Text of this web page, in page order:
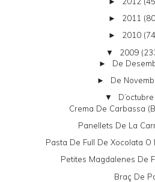
► 2011
► 2010
▼ 2009
► De
► De
▼ D’octubre
Crema De Carbassa
Panellets De La
Pasta De Full De Xocolata O
Petites Magdalenes De
Braç De